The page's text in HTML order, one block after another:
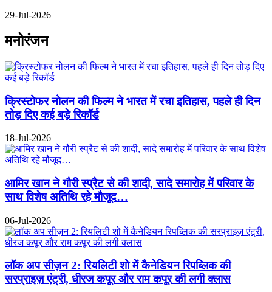
29-Jul-2026
मनोरंजन
क्रिस्टोफर नोलन की फिल्म ने भारत में रचा इतिहास, पहले ही दिन
तोड़ दिए कई बड़े रिकॉर्ड
18-Jul-2026
आमिर खान ने गौरी स्प्रैट से की शादी, सादे समारोह में परिवार के
साथ विशेष अतिथि रहे मौजूद…
06-Jul-2026
लॉक अप सीज़न 2: रियलिटी शो में कैनेडियन रिपब्लिक की
सरप्राइज़ एंट्री, धीरज कपूर और राम कपूर की लगी क्लास